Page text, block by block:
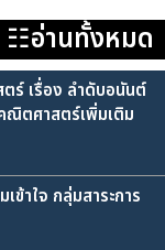
☷อ่านทั้งหมด
ร์ เรื่อง ลำดับอนันต์
ณิตศาสตร์เพิ่มเติม
ข้าใจ กลุ่มสาระการ